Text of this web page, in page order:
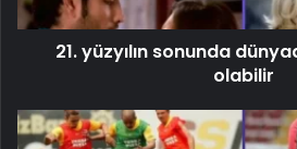
21. yüzyılın sonunda
olabilir